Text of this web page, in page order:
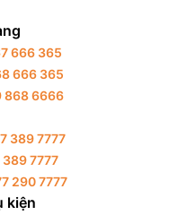
666 365
666 365
868 6666
389 7777
7777
290 7777
kiện